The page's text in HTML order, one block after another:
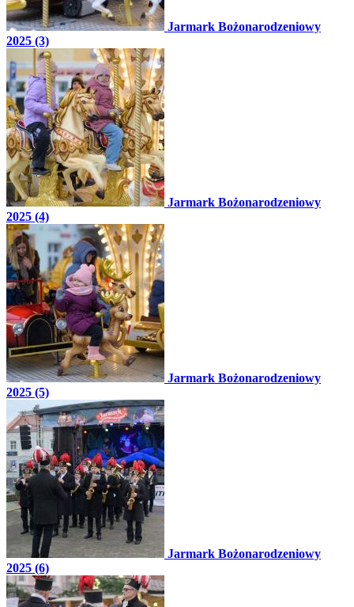
Jarmark Bożonarodzeniowy
2025 (3)
Jarmark Bożonarodzeniowy
2025 (4)
Jarmark Bożonarodzeniowy
2025 (5)
Jarmark Bożonarodzeniowy
2025 (6)